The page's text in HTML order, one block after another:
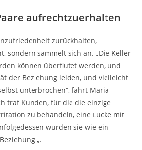
aufrechtzuerhalten
zurückhalten,
sondern sammelt sich an. „Die Keller
können überflutet werden, und
der Beziehung leiden, und vielleicht
unterbrochen“, fährt Maria
traf Kunden, für die die einzige
zu behandeln, eine Lücke mit
wurden sie wie ein
„.